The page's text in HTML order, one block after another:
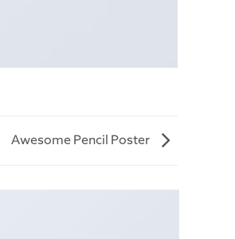
Awesome Pencil Poster